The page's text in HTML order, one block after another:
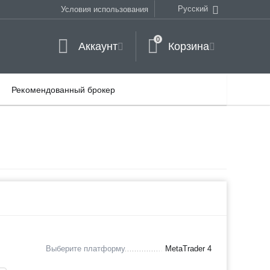
Русский
Условия использования
Аккаунт
0
Корзина
Рекомендованный брокер
Выберите платформу MetaTrader 4